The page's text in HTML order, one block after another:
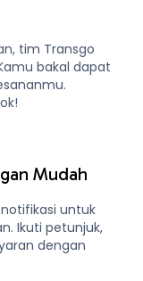
tim Transgo
bakal dapat
Mudah
untuk
Ikuti petunjuk,
dengan